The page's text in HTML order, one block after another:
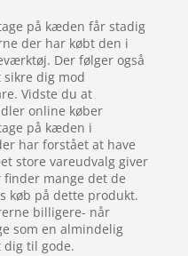
på kæden får stadig
der har købt den i
Der følger også
dig mod
Vidste du at
online køber
på kæden i
har forstået at have
store vareudvalg giver
mange det de
køb på dette produkt.
billigere- når
som en almindelig
til gode.